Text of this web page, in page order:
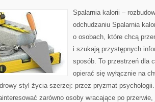
Spalarnia kalorii –
odchudzaniu Spalarnia
o osobach, które chcą
i szukają przystępnych
sposób. To przestrzeń dla
opierać się wyłącznie na
styl życia szerzej: przez pryzmat
zarówno osoby wracające po